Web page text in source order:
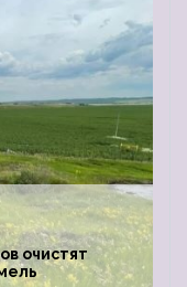
очистят